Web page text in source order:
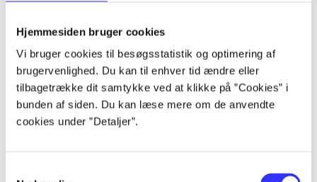
Hjemmesiden bruger cookies
Vi bruger cookies til besøgsstatistik og optimering af
brugervenlighed. Du kan til enhver tid ændre eller
tilbagetrække dit samtykke ved at klikke på ”Cookies” i
bunden af siden. Du kan læse mere om de anvendte
cookies under ”Detaljer”.
lorem ipsum dolor sit amet ...
lorem ipsum dolor sit amet ...
lorem ipsum dolor sit amet ...
lorem ipsum dolor sit amet ...